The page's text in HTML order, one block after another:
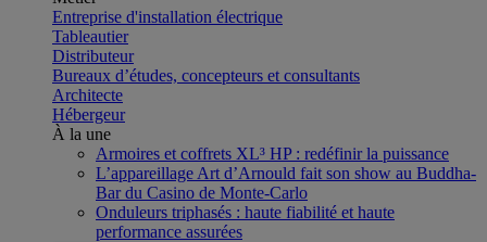
Entreprise d'installation électrique
Tableautier
Distributeur
Bureaux d’études, concepteurs et consultants
Architecte
Hébergeur
À la une
Armoires et coffrets XL³ HP : redéfinir la puissance
L’appareillage Art d’Arnould fait son show au Buddha-
Bar du Casino de Monte-Carlo
Onduleurs triphasés : haute fiabilité et haute
performance assurées